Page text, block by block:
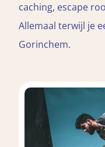
caching, escape
Allemaal terwijl je
Gorinchem.